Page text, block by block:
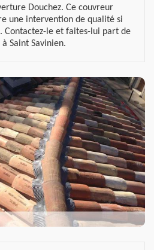
Douchez. Ce couvreur
une intervention de qualité si
Contactez-le et faites-lui part de
Saint Savinien.